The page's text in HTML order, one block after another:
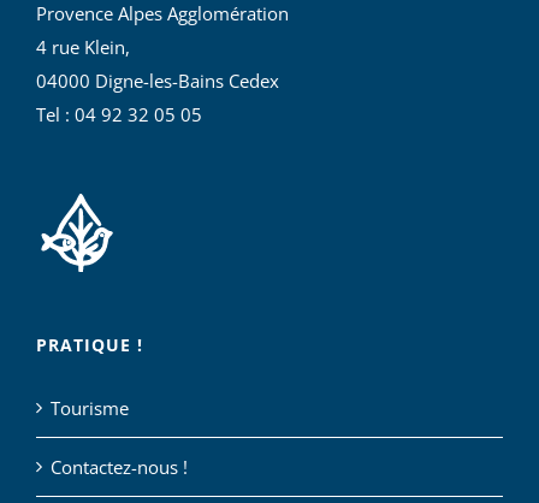
Provence Alpes Agglomération
4 rue Klein,
04000 Digne-les-Bains Cedex
Tel : 04 92 32 05 05
PRATIQUE !
Tourisme
Contactez-nous !